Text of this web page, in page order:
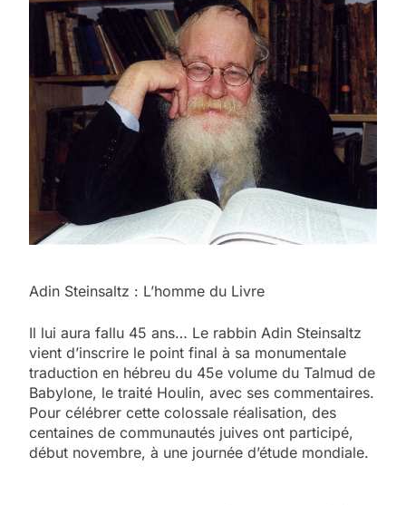
Adin Steinsaltz : L’homme du Livre
Il lui aura fallu 45 ans… Le rabbin Adin Steinsaltz
vient d’inscrire le point final à sa monumentale
traduction en hébreu du 45e volume du Talmud de
Babylone, le traité Houlin, avec ses commentaires.
Pour célébrer cette colossale réalisation, des
centaines de communautés juives ont participé,
début novembre, à une journée d’étude mondiale.